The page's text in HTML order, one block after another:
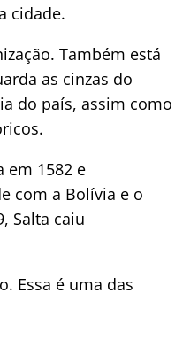
cidade.
Também está
as cinzas do
do país, assim como
em 1582 e
com a Bolívia e o
Salta caiu
Essa é uma das